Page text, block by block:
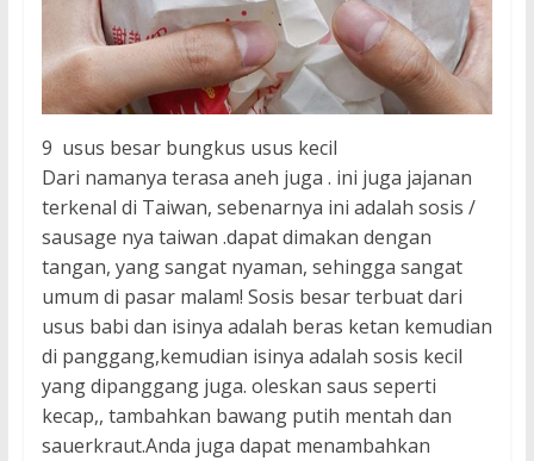
9 usus besar bungkus usus kecil
Dari namanya terasa aneh juga . ini juga jajanan
terkenal di Taiwan, sebenarnya ini adalah sosis /
sausage nya taiwan .dapat dimakan dengan
tangan, yang sangat nyaman, sehingga sangat
umum di pasar malam! Sosis besar terbuat dari
usus babi dan isinya adalah beras ketan kemudian
di panggang,kemudian isinya adalah sosis kecil
yang dipanggang juga. oleskan saus seperti
kecap,, tambahkan bawang putih mentah dan
sauerkraut.Anda juga dapat menambahkan